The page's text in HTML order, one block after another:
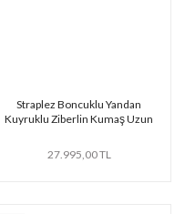
Straplez Boncuklu Yandan
Kuyruklu Ziberlin Kumaş Uzun
27.995,00 TL